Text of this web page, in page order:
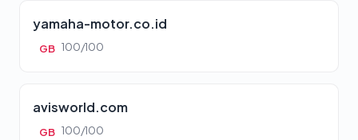
yamaha-motor.co.id
GB 100/100
avisworld.com
GB 100/100